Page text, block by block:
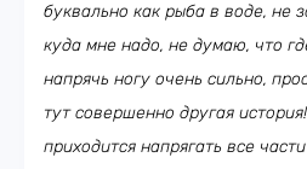
буквально как рыба в воде, не
куда мне надо, не думаю, что
напрячь ногу очень сильно,
тут совершенно другая
приходится напрягать все